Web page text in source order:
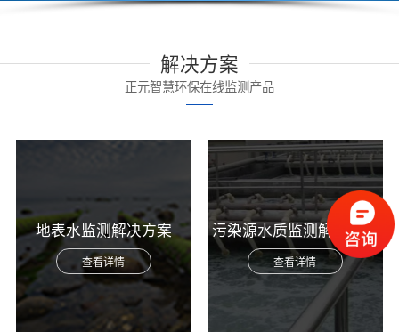
解决方案
正元智慧环保在线监测产品
地表水监测解决方案
查看详情
污染源水质监测解决方案
查看详情